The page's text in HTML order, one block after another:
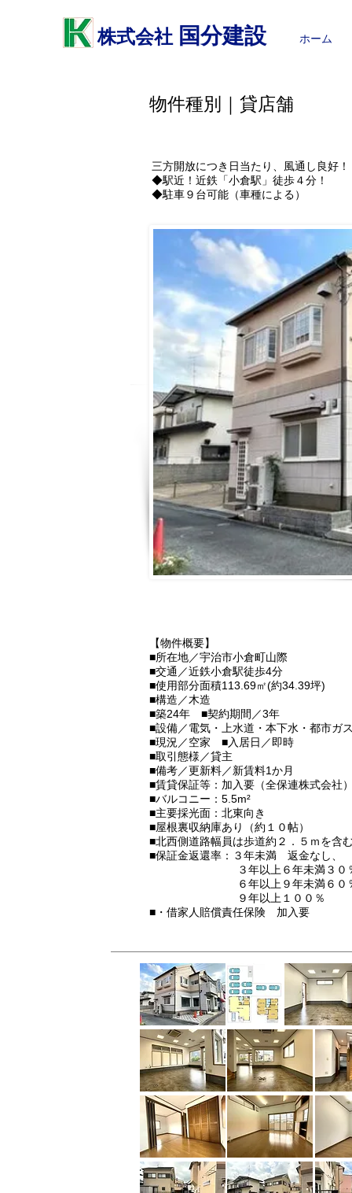
株式会社 国分建設 ホーム
物件種別｜貸店舗
三方開放につき日当たり、風通し良好！
◆駅近！近鉄「小倉駅」徒歩４分！
◆駐車９台可能（車種による）
【物件概要】
■所在地／宇治市小倉町山際
■交通／近鉄小倉駅徒歩4分
■使用部分面積113.69㎡(約34.39坪)
■構造／木造
​■築24年 ■契約期間／3年
■設備／電気・上水道・本下水・都市ガ
■現況／空家 ■入居日／即時
■取引態様／貸主
■備考／更新料／新賃料1か月
■賃貸保証等：加入要（全保連株式会社
■バルコニー：5.5m²
■主要採光面：北東向き
■屋根裏収納庫あり（約１０帖）
■北西側道路幅員は歩道約２．５ｍを含
■保証金返還率：３年未満 返金なし、
３年以上６年未満３０
６年以上９年未満６０
​ ９年以上１００％
■・借家人賠償責任保険 加入要